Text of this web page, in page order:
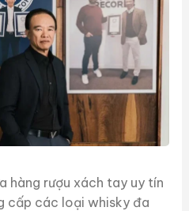
hàng rượu xách tay uy tín
cấp các loại whisky đa